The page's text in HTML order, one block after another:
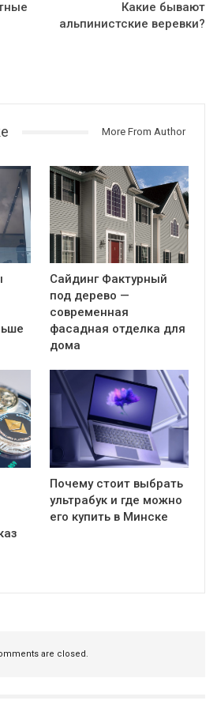
Какие бывают
альпинистские веревки?
More From Author
Сайдинг Фактурный
под дерево —
современная
фасадная отделка для
дома
Почему стоит выбрать
ультрабук и где можно
его купить в Минске
are closed.